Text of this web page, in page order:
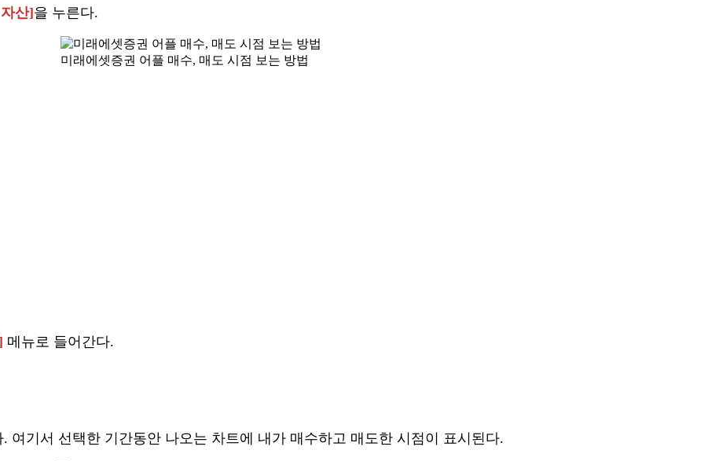
산]을 누른다.
미래에셋증권 어플 매수, 매도 시점 보는 방법
메뉴로 들어간다.
. 여기서 선택한 기간동안 나오는 차트에 내가 매수하고 매도한 시점이 표시된다.